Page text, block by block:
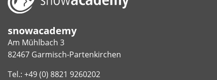
snowacademy
Am Mühlbach 3
82467 Garmisch-Partenkirchen
Tel.: +49 (0) 8821 9260202